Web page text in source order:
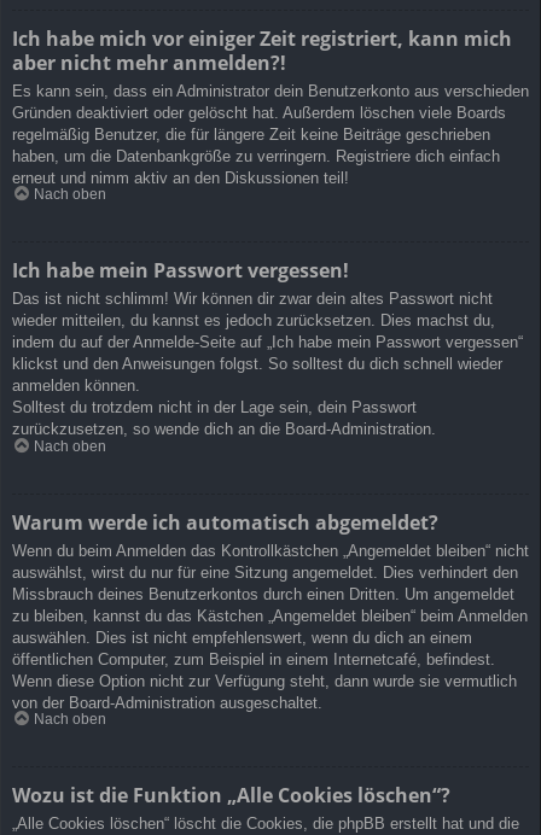
Ich habe mich vor einiger Zeit registriert, kann mich
aber nicht mehr anmelden?!
Es kann sein, dass ein Administrator dein Benutzerkonto aus verschieden
Gründen deaktiviert oder gelöscht hat. Außerdem löschen viele Boards
regelmäßig Benutzer, die für längere Zeit keine Beiträge geschrieben
haben, um die Datenbankgröße zu verringern. Registriere dich einfach
erneut und nimm aktiv an den Diskussionen teil!
Nach oben
Ich habe mein Passwort vergessen!
Das ist nicht schlimm! Wir können dir zwar dein altes Passwort nicht
wieder mitteilen, du kannst es jedoch zurücksetzen. Dies machst du,
indem du auf der Anmelde-Seite auf „Ich habe mein Passwort vergessen“
klickst und den Anweisungen folgst. So solltest du dich schnell wieder
anmelden können.
Solltest du trotzdem nicht in der Lage sein, dein Passwort
zurückzusetzen, so wende dich an die Board-Administration.
Nach oben
Warum werde ich automatisch abgemeldet?
Wenn du beim Anmelden das Kontrollkästchen „Angemeldet bleiben“ nicht
auswählst, wirst du nur für eine Sitzung angemeldet. Dies verhindert den
Missbrauch deines Benutzerkontos durch einen Dritten. Um angemeldet
zu bleiben, kannst du das Kästchen „Angemeldet bleiben“ beim Anmelden
auswählen. Dies ist nicht empfehlenswert, wenn du dich an einem
öffentlichen Computer, zum Beispiel in einem Internetcafé, befindest.
Wenn diese Option nicht zur Verfügung steht, dann wurde sie vermutlich
von der Board-Administration ausgeschaltet.
Nach oben
Wozu ist die Funktion „Alle Cookies löschen“?
„Alle Cookies löschen“ löscht die Cookies, die phpBB erstellt hat und die